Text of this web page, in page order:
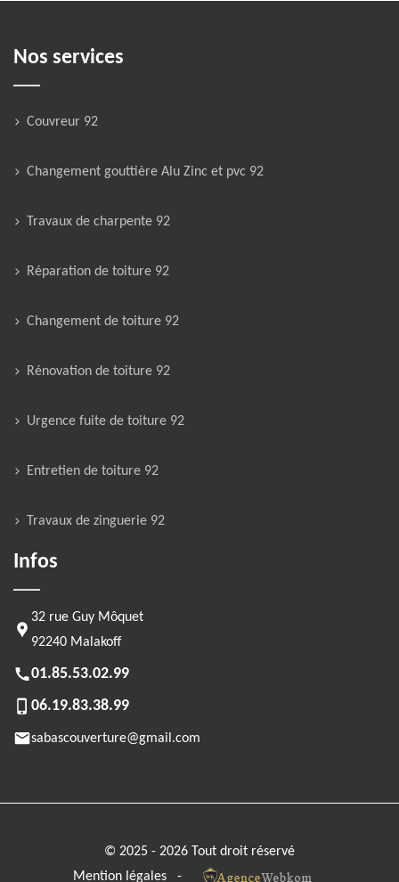
Nos services
Couvreur 92
Changement gouttière Alu Zinc et pvc 92
Travaux de charpente 92
Réparation de toiture 92
Changement de toiture 92
Rénovation de toiture 92
Urgence fuite de toiture 92
Entretien de toiture 92
Travaux de zinguerie 92
Infos
32 rue Guy Môquet
92240 Malakoff
01.85.53.02.99
06.19.83.38.99
sabascouverture@gmail.com
© 2025 - 2026 Tout droit réservé
Mention légales -